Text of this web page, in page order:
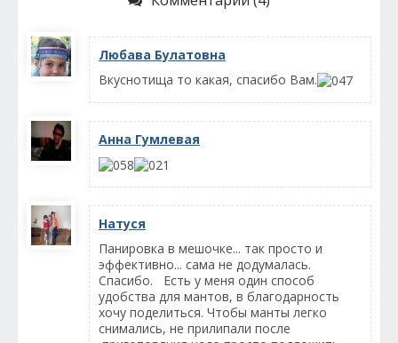
Любава Булатовна
Вкуснотища то какая, спасибо Вам.
Анна Гумлевая
Натуся
Панировка в мешочке... так просто и
эффективно... сама не додумалась.
Спасибо. Есть у меня один способ
удобства для мантов, в благодарность
хочу поделиться. Чтобы манты легко
снимались, не прилипали после